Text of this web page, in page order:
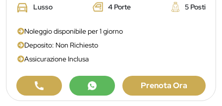
Lusso 4 Porte 5 Posti
Noleggio disponibile per 1 giorno
Deposito: Non Richiesto
Assicurazione Inclusa
Prenota Ora